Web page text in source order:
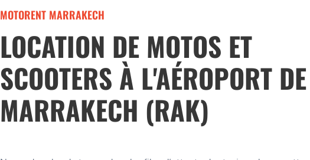
MOTORENT MARRAKECH
LOCATION DE MOTOS ET
SCOOTERS À L'AÉROPORT DE
MARRAKECH (RAK)